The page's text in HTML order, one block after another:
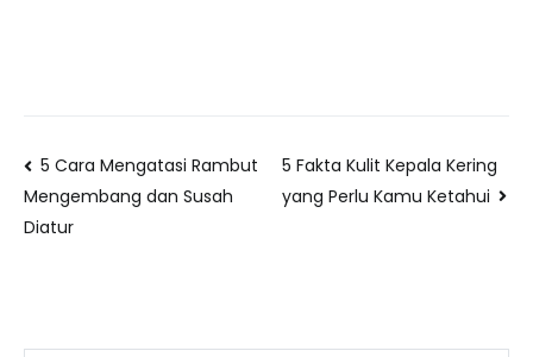
5 Cara Mengatasi Rambut
Mengembang dan Susah
Diatur
5 Fakta Kulit Kepala Kering
yang Perlu Kamu Ketahui